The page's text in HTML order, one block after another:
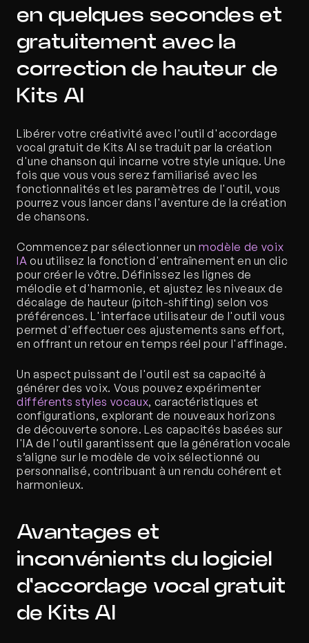
en quelques secondes et
gratuitement avec la
correction de hauteur de
Kits AI
Libérer votre créativité avec l'outil d'accordage
vocal gratuit de Kits AI se traduit par la création
d'une chanson qui incarne votre style unique. Une
fois que vous vous serez familiarisé avec les
fonctionnalités et les paramètres de l'outil, vous
pourrez vous lancer dans l'aventure de la création
de chansons.
Commencez par sélectionner un modèle de voix
IA ou utilisez la fonction d'entraînement en un clic
pour créer le vôtre. Définissez les lignes de
mélodie et d'harmonie, et ajustez les niveaux de
décalage de hauteur (pitch-shifting) selon vos
préférences. L'interface utilisateur de l'outil vous
permet d'effectuer ces ajustements sans effort,
en offrant un retour en temps réel pour l'affinage.
Un aspect puissant de l'outil est sa capacité à
différents styles vocaux, caractéristiques et
configurations, explorant de nouveaux horizons
de découverte sonore. Les capacités basées sur
l'IA de l'outil garantissent que la génération vocale
s’aligne sur le modèle de voix sélectionné ou
personnalisé, contribuant à un rendu cohérent et
harmonieux.
Avantages et
inconvénients du logiciel
d'accordage vocal gratuit
de Kits AI